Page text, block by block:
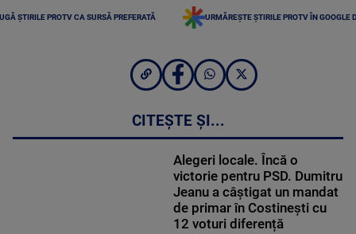
ȘTIRILE PROTV CA SURSĂ PREFERATĂ URMĂREȘTE ȘTIRILE PROTV ÎN GOOGLE
CITEȘTE ȘI...
Alegeri locale. Încă o
victorie pentru PSD. Dumitru
Jeanu a câștigat un mandat
de primar în Costinești cu
12 voturi diferență